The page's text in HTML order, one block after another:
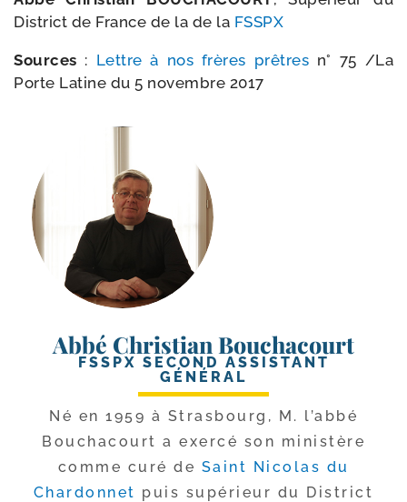
District de France de la de la FSSPX
Sources : Lettre à nos frères prêtres n° 75 /​La
Porte Latine du 5 novembre 2017
Abbé Christian Bouchacourt
FSSPX SECOND ASSISTANT
GÉNÉRAL
Né en 1959 à Strasbourg, M. l’ab­bé
Bouchacourt a exer­cé son minis­tère
comme curé de Saint Nicolas du
Chardonnet puis supé­rieur du District